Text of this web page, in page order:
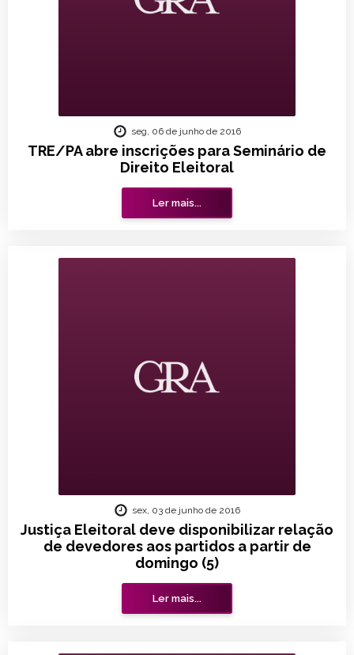
TRE/PA abre inscrições para Seminário de
Direito Eleitoral
seg, 06 de junho de 2016
Ler mais...
Justiça Eleitoral deve disponibilizar relação
de devedores aos partidos a partir de
domingo (5)
sex, 03 de junho de 2016
Ler mais...